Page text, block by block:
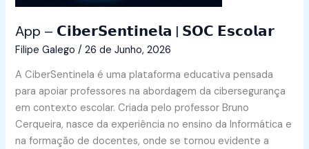
App – 𝗖𝗶𝗯𝗲𝗿𝗦𝗲𝗻𝘁𝗶𝗻𝗲𝗹𝗮 | 𝗦𝗢𝗖 𝗘𝘀𝗰𝗼𝗹𝗮𝗿
Filipe Galego/26 de Junho, 2026
A CiberSentinela é uma plataforma educativa pensada
para apoiar professores na abordagem da cibersegurança
em contexto escolar. Criada pelo professor Bruno
Cerqueira, nasce da experiência no ensino da Informática e
na formação de docentes, onde se tornou evidente a